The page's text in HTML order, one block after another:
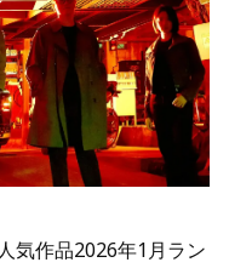
気作品2026年1月ラン